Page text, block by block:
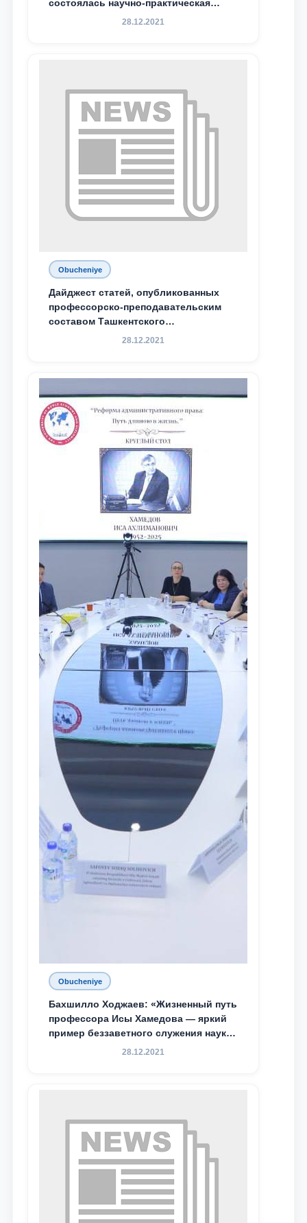
состоялась научно-практическая
конференция магистрантов
28.12.2021
Obucheniye
Дайджест статей, опубликованных
профессорско-преподавательским
составом Ташкентского
государственного юридического
доведения до международного
сообщества результатов реформ и
исследований в сфере
противодействия коррупции
28.12.2021
Obucheniye
Бахшилло Ходжаев: «Жизненный путь
профессора Исы Хамедова — яркий
пример беззаветного служения науке,
Родине и воспитанию молодого
28.12.2021